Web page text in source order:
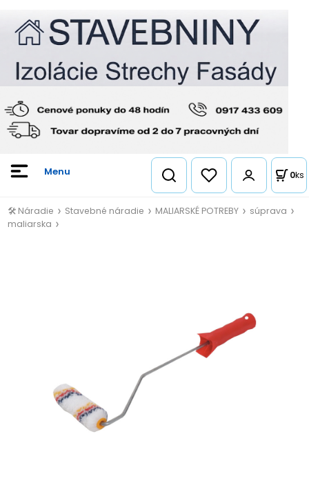
0ks
🛠️ Náradie Stavebné náradie MALIARSKÉ POTREBY
súprava
maliarska